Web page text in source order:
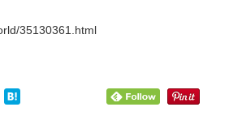
35130361.html